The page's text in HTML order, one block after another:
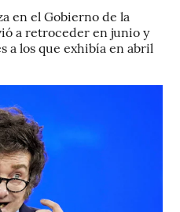
en el Gobierno de la
a retroceder en junio y
a los que exhibía en abril